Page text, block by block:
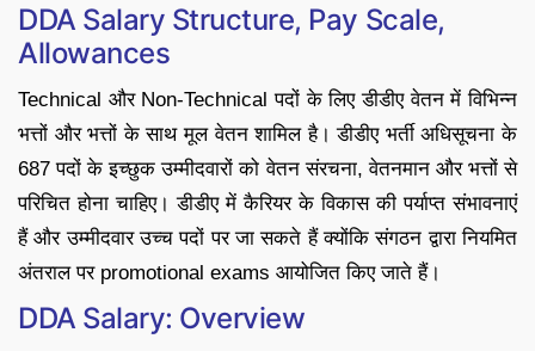
DDA Salary Structure, Pay Scale,
Allowances
Technical और Non-Technical पदों के लिए डीडीए वेतन में विभिन्न
भत्तों और भत्तों के साथ मूल वेतन शामिल है। डीडीए भर्ती अधिसूचना के
687 पदों के इच्छुक उम्मीदवारों को वेतन संरचना, वेतनमान और भत्तों से
परिचित होना चाहिए। डीडीए में कैरियर के विकास की पर्याप्त संभावनाएं
हैं और उम्मीदवार उच्च पदों पर जा सकते हैं क्योंकि संगठन द्वारा नियमित
अंतराल पर promotional exams आयोजित किए जाते हैं।
DDA Salary: Overview